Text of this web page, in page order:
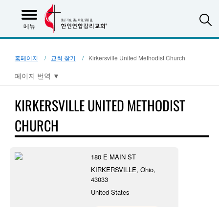
메뉴
홈페이지 교회 찾기 Kirkersville United Methodist Church
페이지 번역 ▼
KIRKERSVILLE UNITED METHODIST
CHURCH
180 E MAIN ST
KIRKERSVILLE, Ohio,
43033
United States